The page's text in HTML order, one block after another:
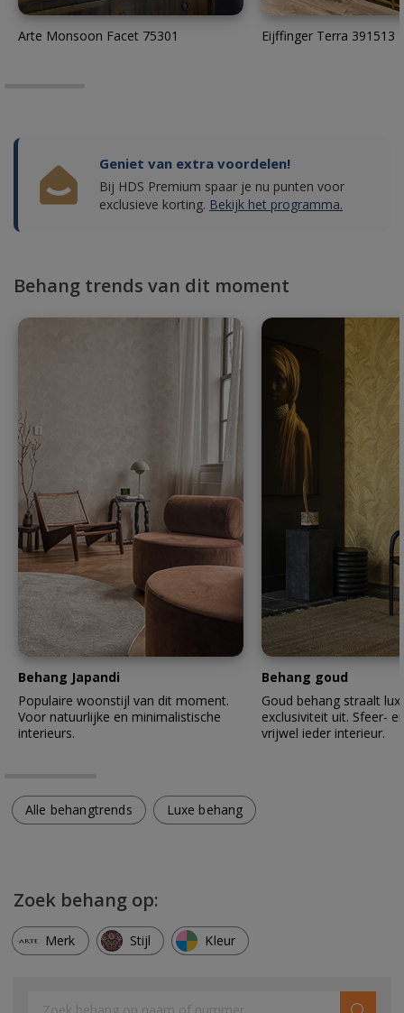
Arte Monsoon Facet 75301 Eijffinger Terra 391513
Geniet van extra voordelen!
Bij HDS Premium spaar je nu punten voor
exclusieve korting. Bekijk het programma.
Behang trends van dit moment
Behang Japandi
Populaire woonstijl van dit moment.
Voor natuurlijke en minimalistische
interieurs.
Behang goud
Goud behang straalt
exclusiviteit uit. Sfeer-
vrijwel ieder interieur.
Alle behangtrends Luxe behang
Zoek behang op:
Merk Stijl Kleur